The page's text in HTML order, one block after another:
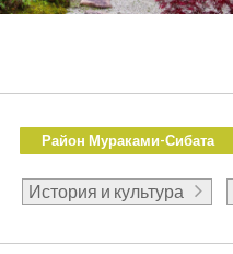
Район Мураками-Сибата
История и культура